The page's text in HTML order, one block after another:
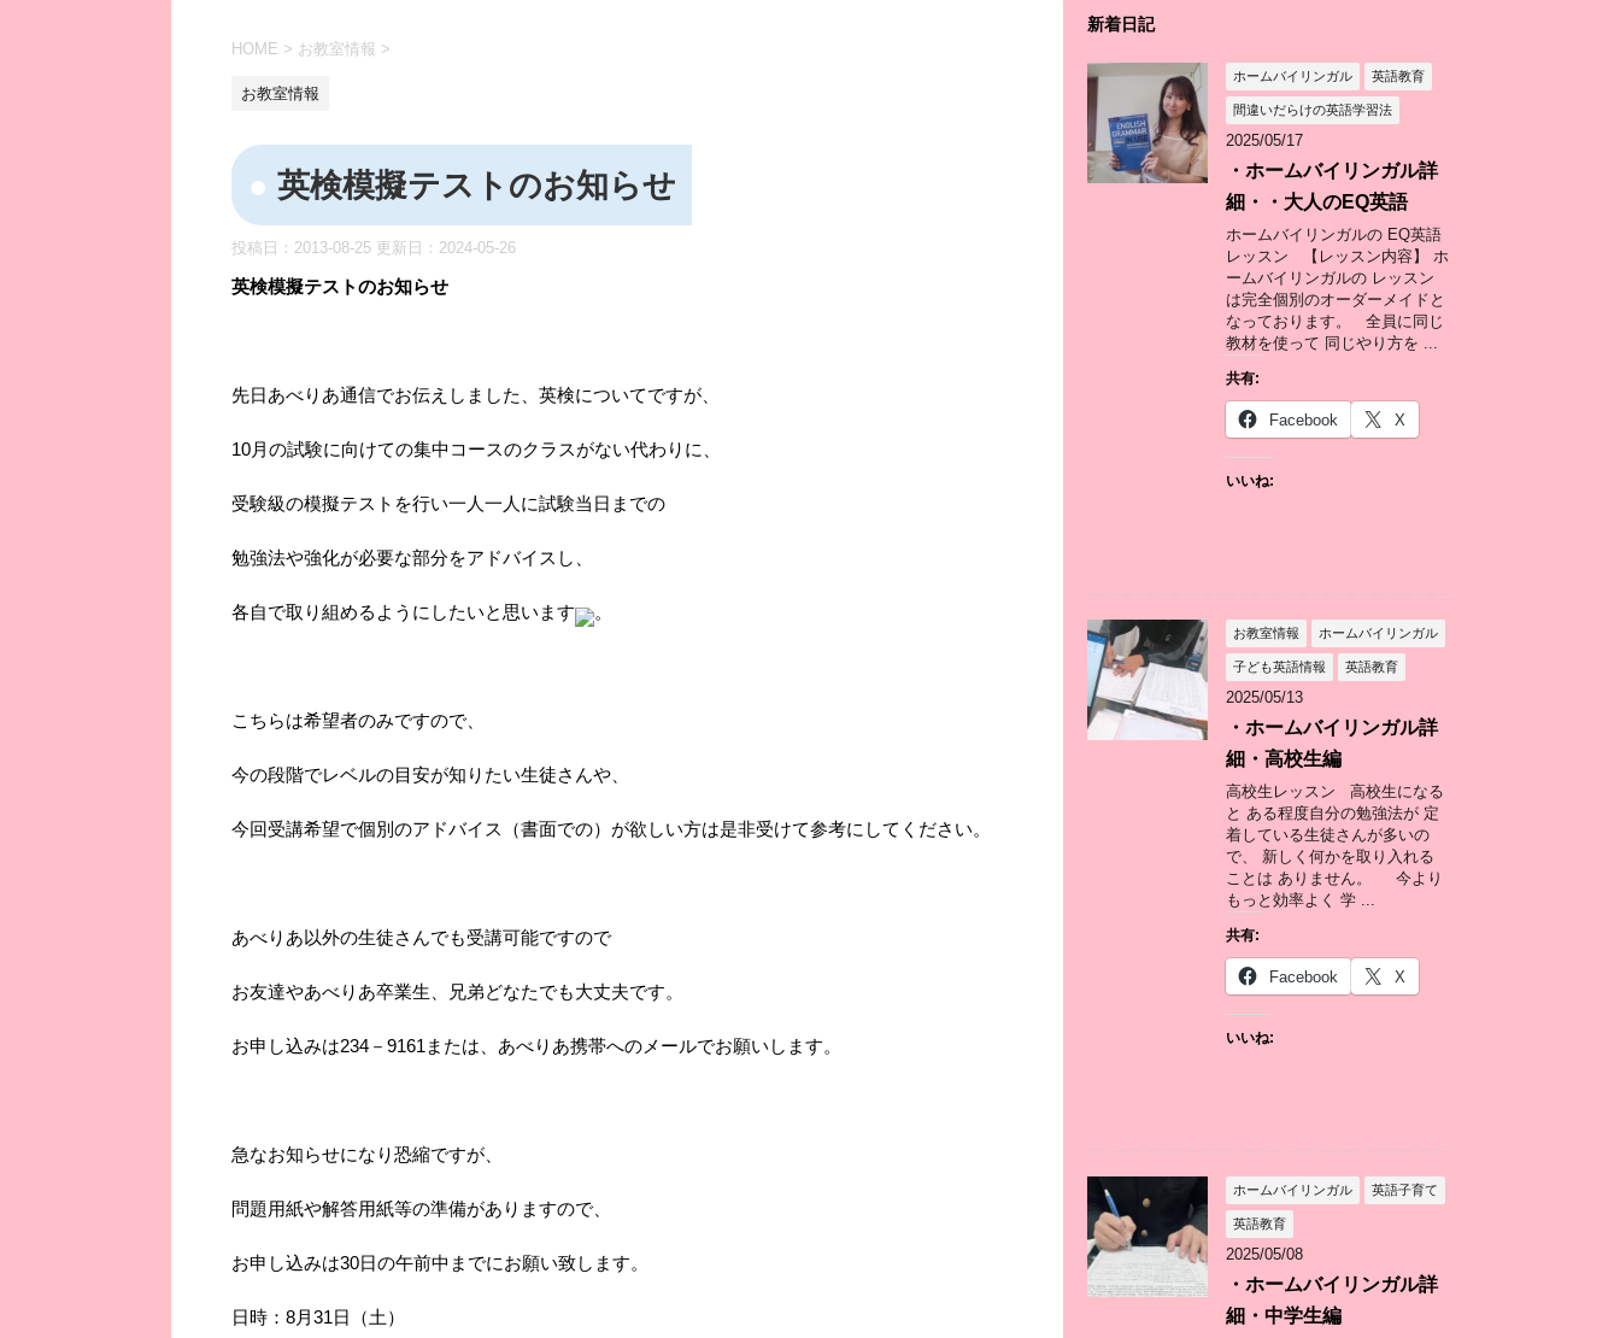
HOME > お教室情報 >
お教室情報
英検模擬テストのお知らせ
投稿日：2013-08-25 更新日： 2024-05-26
英検模擬テストのお知らせ
先日あべりあ通信でお伝えしました、英検についてですが、
10月の試験に向けての集中コースのクラスがない代わりに、
受験級の模擬テストを行い一人一人に試験当日までの
勉強法や強化が必要な部分をアドバイスし、
各自で取り組めるようにしたいと思います 。
こちらは希望者のみですので、
今の段階でレベルの目安が知りたい生徒さんや、
今回受講希望で個別のアドバイス（書面での）が欲しい方は是非受けて参考にしてください。
あべりあ以外の生徒さんでも受講可能ですので
お友達やあべりあ卒業生、兄弟どなたでも大丈夫です。
お申し込みは234－9161または、あべりあ携帯へのメールでお願いします。
急なお知らせになり恐縮ですが、
問題用紙や解答用紙等の準備がありますので、
お申し込みは30日の午前中までにお願い致します。
日時：8月31日（土）
新着日記
ホームバイリンガル 英語教育
間違いだらけの英語学習法
2025/05/17
・ホームバイリンガル詳
細・・大人のEQ英語
ホームバイリンガルの EQ英語
レッスン 【レッスン内容】 ホ
ームバイリンガルの レッスン
は完全個別のオーダーメイドと
なっております。 全員に同じ
教材を使って 同じやり方を ...
共有:
Facebook X
いいね:
お教室情報 ホームバイリンガル
子ども英語情報 英語教育
2025/05/13
・ホームバイリンガル詳
細・高校生編
高校生レッスン 高校生になる
と ある程度自分の勉強法が 定
着している生徒さんが多いの
で、 新しく何かを取り入れる
ことは ありません。 今より
もっと効率よく 学 ...
共有:
Facebook X
いいね:
ホームバイリンガル 英語子育て
英語教育
2025/05/08
・ホームバイリンガル詳
細・中学生編